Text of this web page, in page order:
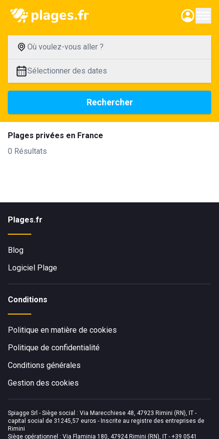
Où voulez-vous aller ?
Sélectionner des dates
Rechercher
Plages privées en France
0 Résultats
Plages.fr
Blog
Logiciel Plage
Conditions
Politique en matière de cookies
Politique de confidentialité
Conditions générales
Gestion des cookies
Spiagge Srl - Siège social : Via Marecchiese 48, 47923 Rimini (RN), IT -
capital social de 31245,57 euros - Inscrite au registre des entreprises de
Rimini
Siège opérationnel : Via Flaminia 180, 47924 Rimini (RN), IT - +39 0541